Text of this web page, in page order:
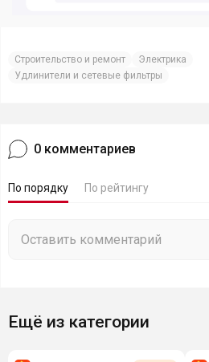
Строительство и ремонт
Электрика
Удлинители и сетевые фильтры
0 комментариев
По порядку По рейтингу
Ещё из категории